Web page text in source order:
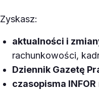
Zyskasz:
aktualności i
rachunkowości,
Dziennik Gazetę
czasopisma INFOR